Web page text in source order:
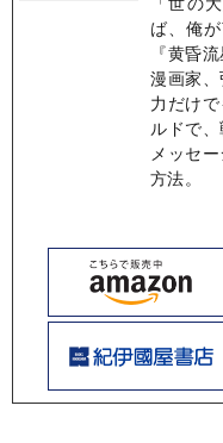
ば、俺
『黄昏
漫画家
力だけ
ルドで
メッセ
方法。